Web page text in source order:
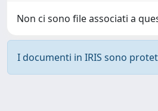
Non ci sono file associati a
I documenti in IRIS sono